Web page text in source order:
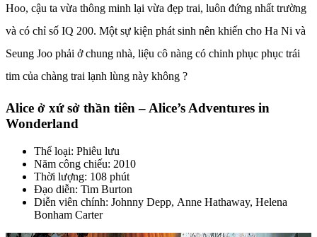
Hoo, cậu ta vừa thông minh lại vừa đẹp trai, luôn đứng nhất trường
và có chỉ số IQ 200. Một sự kiện phát sinh nên khiến cho Ha Ni và
Seung Joo phải ở chung nhà, liệu cô nàng có chinh phục phục trái
tim của chàng trai lạnh lùng này không ?
Alice ở xứ sở thần tiên – Alice’s Adventures in
Wonderland
Thể loại: Phiêu lưu
Năm công chiếu: 2010
Thời lượng: 108 phút
Đạo diễn: Tim Burton
Diễn viên chính: Johnny Depp, Anne Hathaway, Helena
Bonham Carter